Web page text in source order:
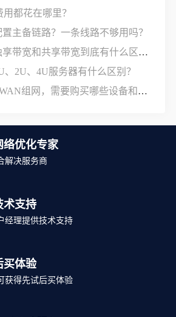
都花在哪里？
主备链路？一条线路不够用吗？
服务器租用时，独享带宽和共享带宽到底有什么区别？
2U、4U服务器有什么区别？
国内企业部署SD-WAN组网，需要购买哪些设备和服务？
络优化专家
解决服务商
术支持
经理提供技术支持
买体验
获得先试后买体验